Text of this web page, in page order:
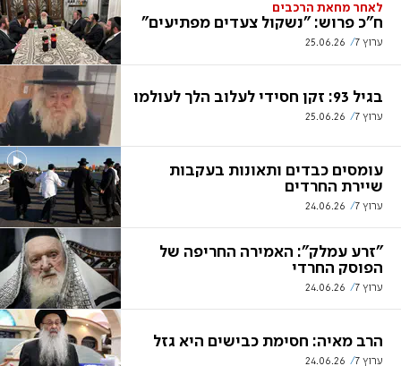
לאחר מחאת הרכבים
ח"כ פרוש: "נשקול צעדים מפתיעים"
ערוץ 7 25.06.26
בגיל 93: זקן חסידי לעלוב הלך לעולמו
ערוץ 7 25.06.26
עומסים כבדים ותאונות בעקבות
שיירת החרדים
ערוץ 7 24.06.26
"זרע עמלק": האמירה החריפה של
הפוסק החרדי
ערוץ 7 24.06.26
הרב מאיה: חסימת כבישים היא גזל
ערוץ 7 24.06.26